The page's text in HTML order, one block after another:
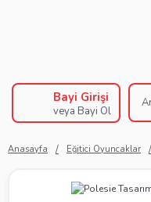
Bayi Girişi
veya Bayi Ol
Anasayfa Eğitici Oyuncaklar